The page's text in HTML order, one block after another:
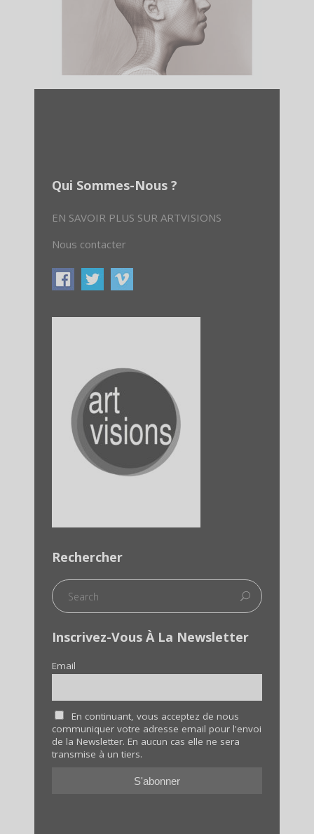
Qui Sommes-Nous ?
EN SAVOIR PLUS SUR ARTVISIONS
Nous contacter
Rechercher
Inscrivez-Vous À La Newsletter
Email
En continuant, vous acceptez de nous
communiquer votre adresse email pour l'envoi
de la Newsletter. En aucun cas elle ne sera
transmise à un tiers.